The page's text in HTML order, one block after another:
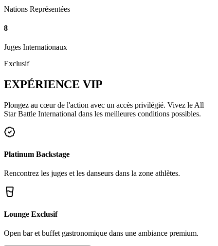
Nations Représentées
8
Juges Internationaux
Exclusif
EXPÉRIENCE VIP
Plongez au cœur de l'action avec un accès privilégié. Vivez le All
Star Battle International dans les meilleures conditions possibles.
Platinum Backstage
Rencontrez les juges et les danseurs dans la zone athlètes.
Lounge Exclusif
Open bar et buffet gastronomique dans une ambiance premium.